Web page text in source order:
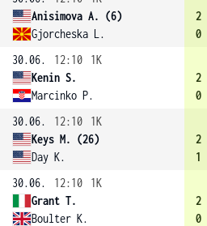
Anisimova A. (6)
Gjorcheska L.
2
0
30.06.
12:10
1K
Kenin S.
Marcinko P.
2
0
30.06.
12:10
1K
Keys M. (26)
Day K.
2
1
30.06.
12:10
1K
Grant T.
Boulter K.
2
0